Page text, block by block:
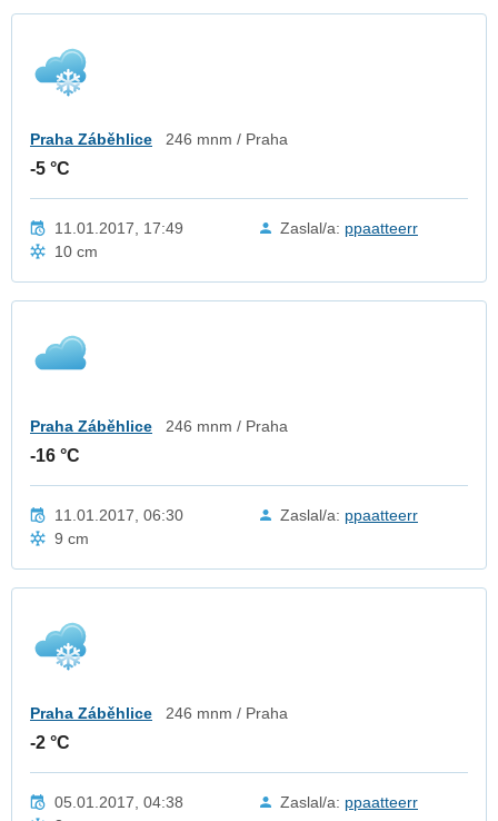
Praha Záběhlice 246 mnm / Praha
-5 °C
11.01.2017, 17:49 Zaslal/a: ppaatteerr
10 cm
Praha Záběhlice 246 mnm / Praha
-16 °C
11.01.2017, 06:30 Zaslal/a: ppaatteerr
9 cm
Praha Záběhlice 246 mnm / Praha
-2 °C
05.01.2017, 04:38 Zaslal/a: ppaatteerr